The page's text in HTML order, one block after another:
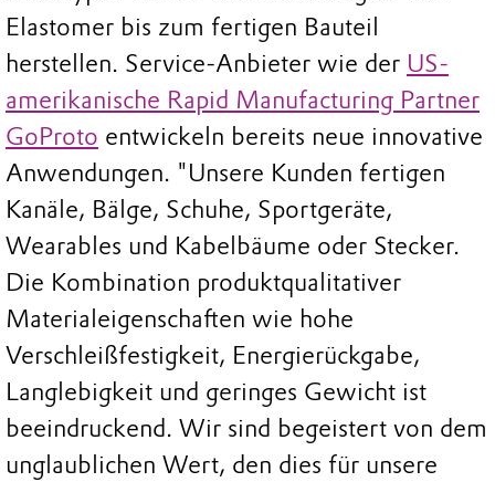
Elastomer bis zum fertigen Bauteil
herstellen. Service-Anbieter wie der US-
amerikanische Rapid Manufacturing Partner
GoProto entwickeln bereits neue innovative
Anwendungen. "Unsere Kunden fertigen
Kanäle, Bälge, Schuhe, Sportgeräte,
Wearables und Kabelbäume oder Stecker.
Die Kombination produktqualitativer
Materialeigenschaften wie hohe
Verschleißfestigkeit, Energierückgabe,
Langlebigkeit und geringes Gewicht ist
beeindruckend. Wir sind begeistert von dem
unglaublichen Wert, den dies für unsere